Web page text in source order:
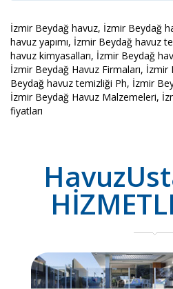
İzmir Beydağ havuz, İzmir Beydağ
havuz yapımı, İzmir Beydağ havuz
havuz kimyasalları, İzmir Beydağ
İzmir Beydağ Havuz Firmaları,
Beydağ havuz temizliği Ph, İzmir
İzmir Beydağ Havuz Malzemeleri,
fiyatları